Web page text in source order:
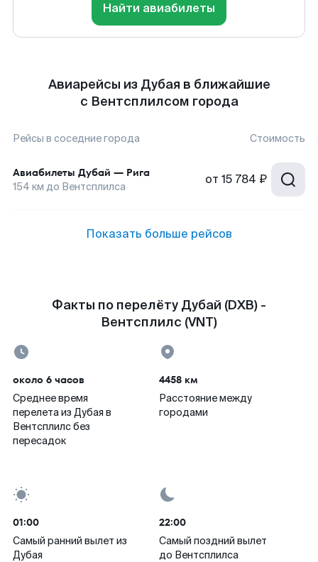
Найти авиабилеты
Авиарейсы из Дубая в ближайшие
с Вентсплилсом города
Рейсы в соседние города Стоимость
Авиабилеты Дубай — Рига
154 км до Вентсплилса от 15 784 ₽
Показать больше рейсов
Факты по перелёту Дубай (DXB) -
Вентсплилс (VNT)
около 6 часов
Среднее время
перелета из Дубая в
Вентсплилс без
пересадок
4458 км
Расстояние между
городами
01:00
Самый ранний вылет из
Дубая
22:00
Самый поздний вылет
до Вентсплилса